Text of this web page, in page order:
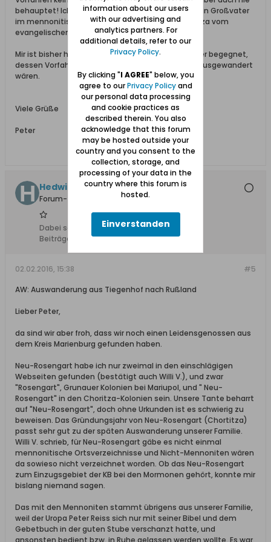
behauptet! Ich kann nunmehr beweisen, dass mein Großvater
im mennonitischen Bethaus von Einlage in Chortiza vom
evangelischen Pastor Kaufmann getauft wurde.
Mir ist bisher hier im Forum kein anderer Teilnehmer begegnet,
dessen Vorfahren aus dem Marienburger Werder ausgewandert
wären.
Viele Grüße
Peter
Hedwig-Pauline
Forum-Teilnehmer
Dabei seit:
13.04.2015
Beiträge:
#5
02.02.2016, 15:38
AW: Auswanderung aus Tiegenhof nach Rußland
Lieber Peter,
da sind wir aber froh, dass wir noch einen Leidensgenossen aus
dem Kreis Marienburg gefunden haben.
Neu-Rosengart habe ich nur zweimal in den einschlägigen
Webseiten gefunden (bestätigt auch Willi V.), und zwar
"Rosengart", Grunauer Kolonien bei Mariupol, und " Neu-
Rosengart" in den Choritza-Kolonien sein. Unsere Tante beharrt
auf "Neu-Rosengart", doch ohne Urkunden ist es schwierig zu
beweisen. Das Gründungsjahr von Neu-Rosengart (Chortitza)
passt sehr gut zu der späten Auswanderung unserer Familie.
Willi V. schrieb, für Neu-Rosengart gäbe es nicht einmal
mennonitische Ortsverzeichnisse und Nicht-Mennoniten wären
da sowieso nicht verzeichnet worden. Ob das Neu-Rosengart
zum Einzugsgebiet der KB bei den Mormonen gehört, konnte mir
bislang niemand sagen.
Das mit den Mennoniten stammt übrigens aus unserer Familie,
weil der Uropa Peter Reiss sich nur mit seiner Bibel und dem
Gebetbuch in der guten Stube verschanzt hatte, und
ansonsten bedient bzw. in Ruhe gelassen werden wollte. Es war
information about our users
with our advertising and
analytics partners. For
additional details, refer to our
Privacy Policy.
By clicking "I AGREE" below, you
agree to ourPrivacy Policyand
our personal data processing
and cookie practices as
described therein. You also
acknowledge that this forum
may be hosted outside your
country and you consent to the
collection, storage, and
processing of your data in the
country where this forum is
hosted.
Einverstanden